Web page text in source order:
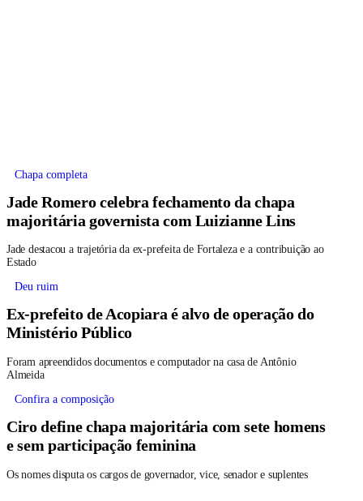
Chapa completa
Jade Romero celebra fechamento da chapa
majoritária governista com Luizianne Lins
Jade destacou a trajetória da ex-prefeita de Fortaleza e a contribuição ao
Estado
Deu ruim
Ex-prefeito de Acopiara é alvo de operação do
Ministério Público
Foram apreendidos documentos e computador na casa de Antônio
Almeida
Confira a composição
Ciro define chapa majoritária com sete homens
e sem participação feminina
Os nomes disputa os cargos de governador, vice, senador e suplentes